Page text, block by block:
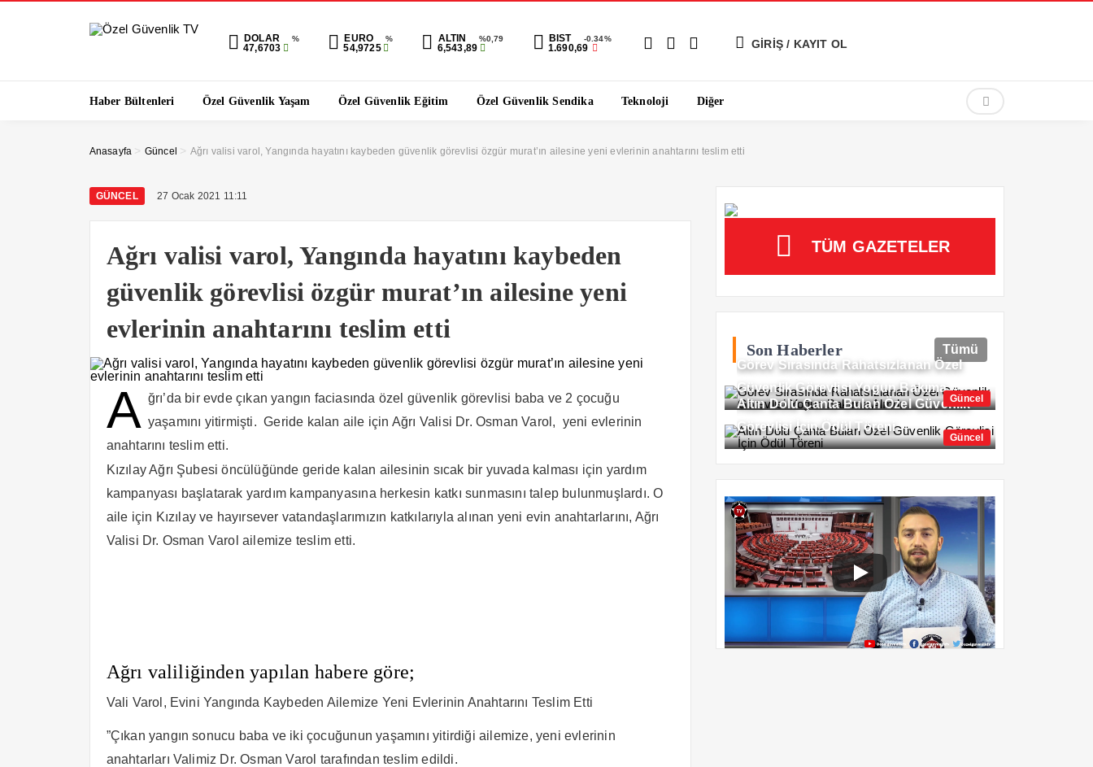
DOLAR %
47,6703
EURO %
54,9725
ALTIN %0,79
6,543,89
BIST -0.34%
1.690,69 GİRİŞ / KAYIT OL
Haber Bültenleri Özel Güvenlik Yaşam Özel Güvenlik Eğitim Özel Güvenlik Sendika Teknoloji Diğer
Anasayfa > Güncel > Ağrı valisi varol, Yangında hayatını kaybeden güvenlik görevlisi özgür murat’ın ailesine yeni evlerinin anahtarını teslim etti
GÜNCEL 27 Ocak 2021 11:11
Ağrı valisi varol, Yangında hayatını kaybeden
güvenlik görevlisi özgür murat’ın ailesine yeni
evlerinin anahtarını teslim etti
A ğrı’da bir evde çıkan yangın faciasında özel güvenlik görevlisi baba ve 2 çocuğu
yaşamını yitirmişti. Geride kalan aile için Ağrı Valisi Dr. Osman Varol, yeni evlerinin
anahtarını teslim etti.
Kızılay Ağrı Şubesi öncülüğünde geride kalan ailesinin sıcak bir yuvada kalması için yardım
kampanyası başlatarak yardım kampanyasına herkesin katkı sunmasını talep bulunmuşlardı. O
aile için Kızılay ve hayırsever vatandaşlarımızın katkılarıyla alınan yeni evin anahtarlarını, Ağrı
Valisi Dr. Osman Varol ailemize teslim etti.
Ağrı valiliğinden yapılan habere göre;
Vali Varol, Evini Yangında Kaybeden Ailemize Yeni Evlerinin Anahtarını Teslim Etti
”Çıkan yangın sonucu baba ve iki çocuğunun yaşamını yitirdiği ailemize, yeni evlerinin
anahtarları Valimiz Dr. Osman Varol tarafından teslim edildi.
TÜM GAZETELER
Son Haberler Tümü
Güncel
Görev Sırasında Rahatsızlanan Özel
Güvenlik Görevlisi Yoğun Bakıma
Alındı
Güncel
Altın Dolu Çanta Bulan Özel Güvenlik
Görevlisi İçin Ödül Töreni